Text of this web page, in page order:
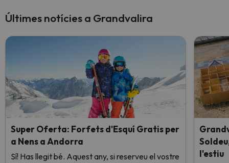
Últimes notícies a Grandvalira
Super Oferta: Forfets d'Esquí Gratis per
a Nens a Andorra
Sí! Has llegit bé. Aquest any, si reserveu el vostre
l'estiu